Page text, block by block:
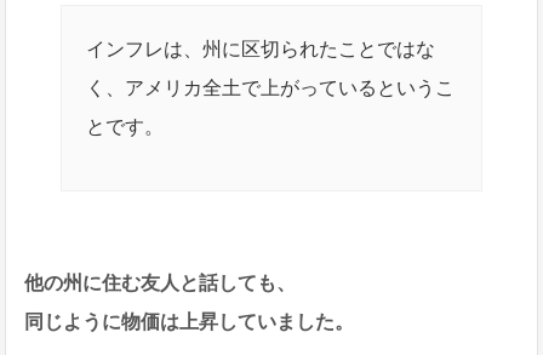
インフレは、州に区切られたことではな
く、アメリカ全土で上がっているというこ
とです。
他の州に住む友人と話しても、
同じように物価は上昇していました。